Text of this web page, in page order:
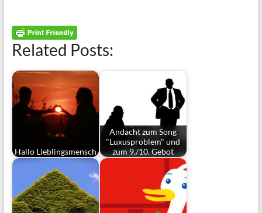
Related Posts:
Hallo Lieblingsmensch
Andacht zum Song
"Luxusproblem" und
zum 9./10. Gebot